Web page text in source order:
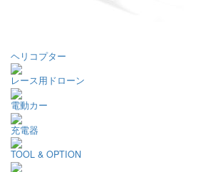
ヘリコプター
レース用ドローン
電動カー
充電器
TOOL & OPTION